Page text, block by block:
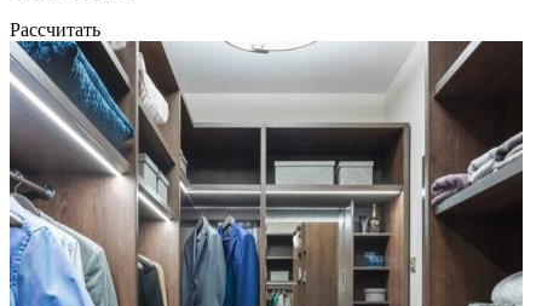
Рассчитать